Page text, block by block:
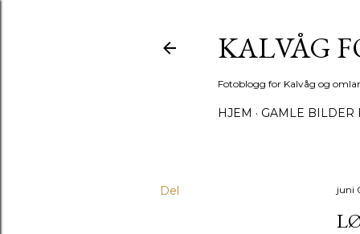
KALVÅG
Fotoblogg for Kalvåg og
HJEM GAMLE BILDER
Del juni